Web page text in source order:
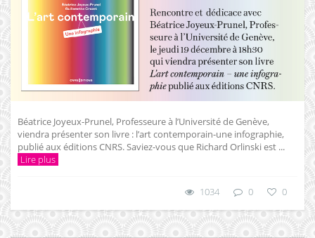
Béatrice Joyeux-Prunel, Professeure à l’Université de Genève,
viendra présenter son livre : l’art contemporain-une infographie,
publié aux éditions CNRS. Saviez-vous que Richard Orlinski est ...
Lire plus
1034 0 0